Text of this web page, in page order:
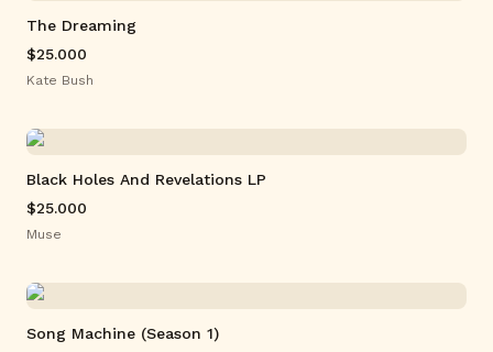
The Dreaming
$25.000
Kate Bush
Black Holes And Revelations LP
$25.000
Muse
Song Machine (Season 1)